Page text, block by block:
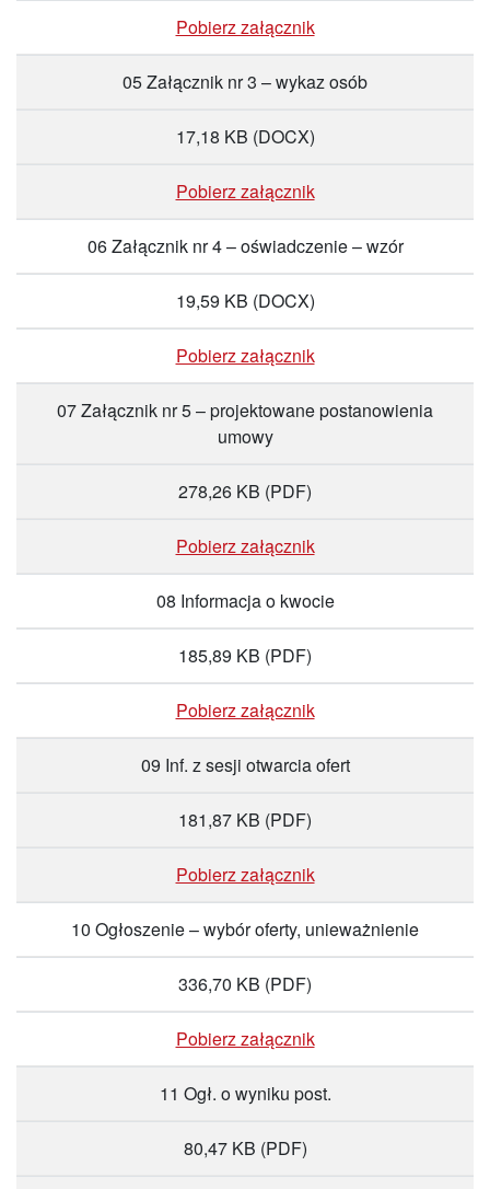
Pobierz załącznik
05 Załącznik nr 3 – wykaz osób
17,18 KB (DOCX)
Pobierz załącznik
06 Załącznik nr 4 – oświadczenie – wzór
19,59 KB (DOCX)
Pobierz załącznik
07 Załącznik nr 5 – projektowane postanowienia
umowy
278,26 KB (PDF)
Pobierz załącznik
08 Informacja o kwocie
185,89 KB (PDF)
Pobierz załącznik
09 Inf. z sesji otwarcia ofert
181,87 KB (PDF)
Pobierz załącznik
10 Ogłoszenie – wybór oferty, unieważnienie
336,70 KB (PDF)
Pobierz załącznik
11 Ogł. o wyniku post.
80,47 KB (PDF)